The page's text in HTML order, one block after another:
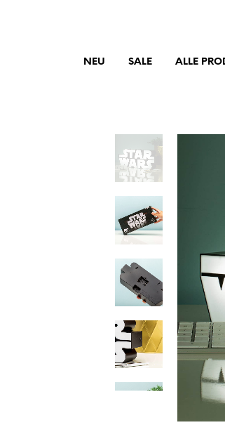
NEU SALE ALLE